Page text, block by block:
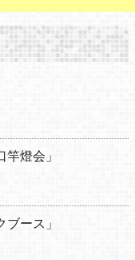
燈会」
ブース」